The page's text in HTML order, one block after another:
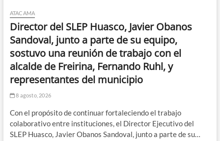
ATACAMA
Director del SLEP Huasco, Javier Obanos
Sandoval, junto a parte de su equipo,
sostuvo una reunión de trabajo con el
alcalde de Freirina, Fernando Ruhl, y
representantes del municipio
8 agosto, 2026
Con el propósito de continuar fortaleciendo el trabajo
colaborativo entre instituciones, el Director Ejecutivo del
SLEP Huasco, Javier Obanos Sandoval, junto a parte de su…